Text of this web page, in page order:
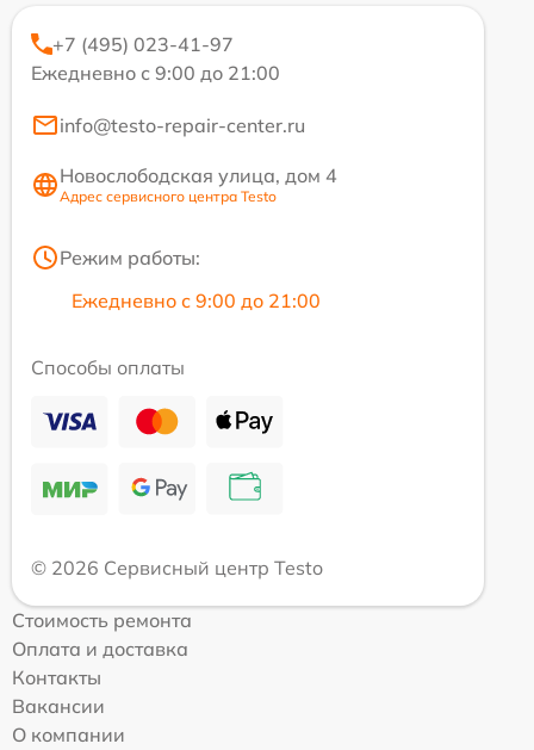
+7 (495) 023-41-97
Ежедневно с 9:00 до 21:00
info@testo-repair-center.ru
Новослободская улица, дом 4
Адрес сервисного центра Testo
Режим работы:
Ежедневно с 9:00 до 21:00
Способы оплаты
© 2026 Сервисный центр Testo
Стоимость ремонта
Оплата и доставка
Контакты
Вакансии
О компании